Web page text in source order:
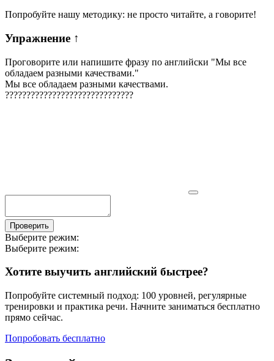
Попробуйте нашу методику: не просто читайте, а говорите!
Упражнение ↑
Проговорите или напишите фразу по английски "Мы все
обладаем разными качествами."
Мы все обладаем разными качествами.
??????????????????????????????
Проверить
Выберите режим:
Выберите режим:
Хотите выучить английский быстрее?
Попробуйте системный подход: 100 уровней, регулярные
тренировки и практика речи. Начните заниматься бесплатно
прямо сейчас.
Попробовать бесплатно